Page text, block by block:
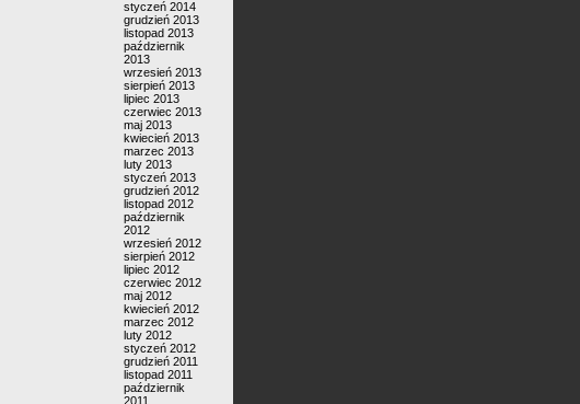
styczeń 2014
grudzień 2013
listopad 2013
październik
2013
wrzesień 2013
sierpień 2013
lipiec 2013
czerwiec 2013
maj 2013
kwiecień 2013
marzec 2013
luty 2013
styczeń 2013
grudzień 2012
listopad 2012
październik
2012
wrzesień 2012
sierpień 2012
lipiec 2012
czerwiec 2012
maj 2012
kwiecień 2012
marzec 2012
luty 2012
styczeń 2012
grudzień 2011
listopad 2011
październik
2011